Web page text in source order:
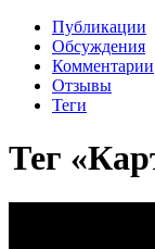
Публикации
Обсуждения
Комментарии
Отзывы
Теги
Тег